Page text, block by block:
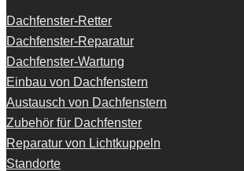
Dachfenster-Retter
Dachfenster-Reparatur
Dachfenster-Wartung
Einbau von Dachfenstern
Austausch von Dachfenstern
Zubehör für Dachfenster
Reparatur von Lichtkuppeln
Standorte